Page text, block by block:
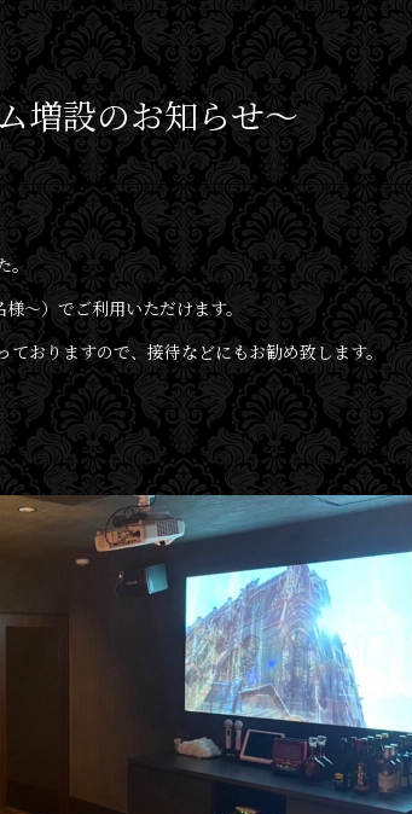
増設のお知らせ〜
〜）でご利用いただけます。
おりますので、接待などにもお勧め致します。